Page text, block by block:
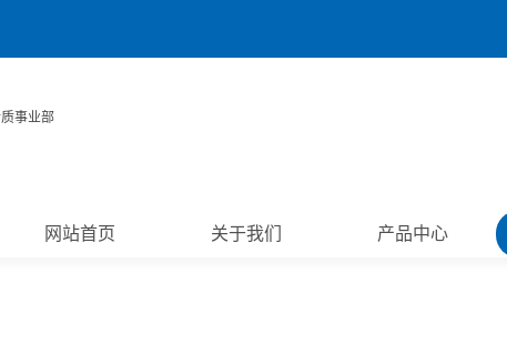
网站首页 关于我们 产品中心